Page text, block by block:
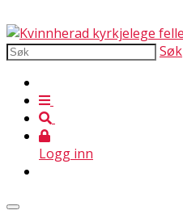
Søk
Logg inn